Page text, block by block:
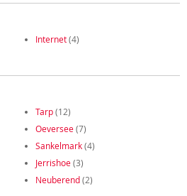
Internet(4)
Tarp(12)
Oeversee(7)
Sankelmark(4)
Jerrishoe(3)
Neuberend(2)